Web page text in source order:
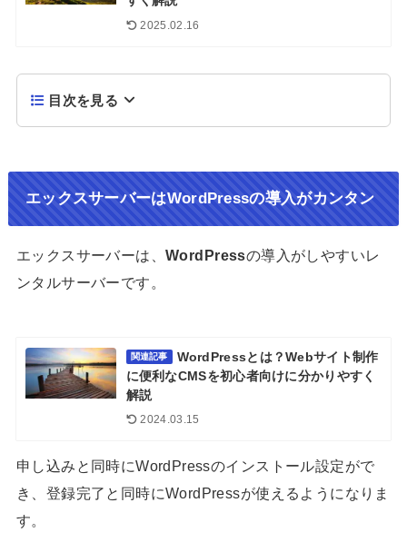
2025.02.16
目次を見る
エックスサーバーはWordPressの導入がカンタン
エックスサーバーは、WordPressの導入がしやすいレ
ンタルサーバーです。
関連記事
WordPressとは？Webサイト制作
に便利なCMSを初心者向けに分かりやすく
解説
2024.03.15
申し込みと同時にWordPressのインストール設定がで
き、登録完了と同時にWordPressが使えるようになりま
す。